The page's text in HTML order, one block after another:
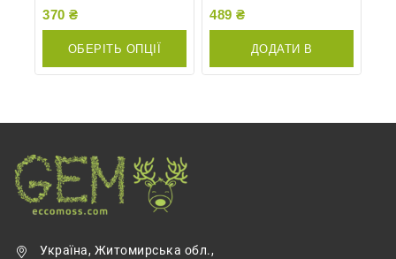
0
370 ₴
ОБЕРІТЬ ОПЦІЇ
0
489 ₴
ДОДАТИ В
КОШИК
Україна, Житомирська обл.,